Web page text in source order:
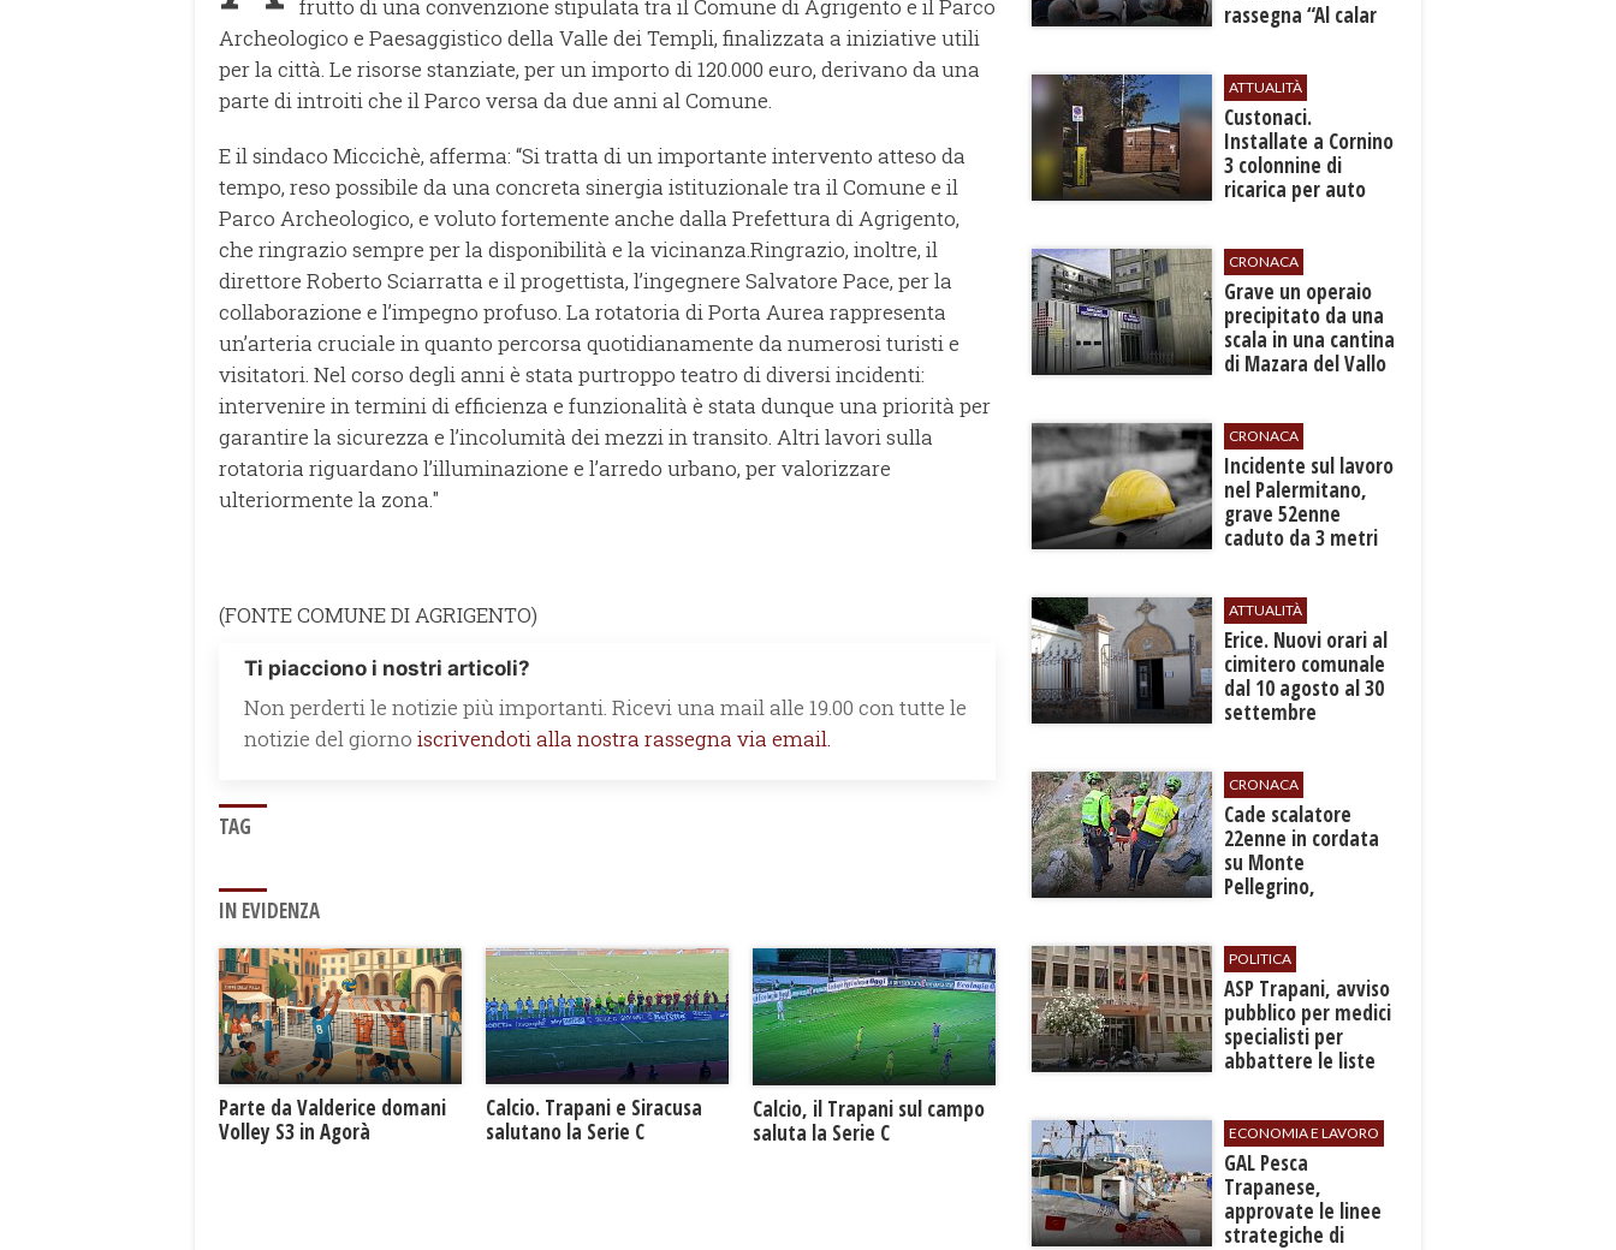
frutto di una convenzione stipulata tra il Comune di Agrigento e il Parco
Archeologico e Paesaggistico della Valle dei Templi, finalizzata a iniziative utili
per la città. Le risorse stanziate, per un importo di 120.000 euro, derivano da una
parte di introiti che il Parco versa da due anni al Comune.
E il sindaco Miccichè, afferma: “Si tratta di un importante intervento atteso da
tempo, reso possibile da una concreta sinergia istituzionale tra il Comune e il
Parco Archeologico, e voluto fortemente anche dalla Prefettura di Agrigento,
che ringrazio sempre per la disponibilità e la vicinanza.Ringrazio, inoltre, il
direttore Roberto Sciarratta e il progettista, l’ingegnere Salvatore Pace, per la
collaborazione e l’impegno profuso. La rotatoria di Porta Aurea rappresenta
un’arteria cruciale in quanto percorsa quotidianamente da numerosi turisti e
visitatori. Nel corso degli anni è stata purtroppo teatro di diversi incidenti:
intervenire in termini di efficienza e funzionalità è stata dunque una priorità per
garantire la sicurezza e l’incolumità dei mezzi in transito. Altri lavori sulla
rotatoria riguardano l’illuminazione e l’arredo urbano, per valorizzare
ulteriormente la zona."
(FONTE COMUNE DI AGRIGENTO)
Ti piacciono i nostri articoli?
Non perderti le notizie più importanti. Ricevi una mail alle 19.00 con tutte le
notizie del giorno iscrivendoti alla nostra rassegna via email.
TAG
IN EVIDENZA
Parte da Valderice domani
Volley S3 in Agorà
Calcio. Trapani e Siracusa
salutano la Serie C
Calcio, il Trapani sul campo
saluta la Serie C
rassegna “Al calar
ATTUALITÀ
Custonaci.
Installate a Cornino
3 colonnine di
ricarica per auto
CRONACA
​Grave un operaio
precipitato da una
scala in una cantina
di Mazara del Vallo
CRONACA
​Incidente sul lavoro
nel Palermitano,
grave 52enne
caduto da 3 metri
ATTUALITÀ
​Erice. Nuovi orari al
cimitero comunale
dal 10 agosto al 30
settembre
CRONACA
​Cade scalatore
22enne in cordata
su Monte
Pellegrino,
gamba
POLITICA
ASP Trapani, avviso
pubblico per medici
specialisti per
abbattere le liste
ECONOMIA E LAVORO
GAL Pesca
Trapanese,
approvate le linee
strategiche di